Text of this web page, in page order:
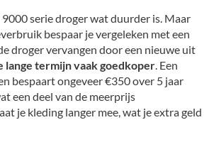
serie droger wat duurder is. Maar
bespaar je vergeleken met een
droger vervangen door een nieuwe uit
lange termijn vaak goedkoper . Een
bespaart ongeveer €350 over 5 jaar
een deel van de meerprijs
je kleding langer mee, wat je extra geld